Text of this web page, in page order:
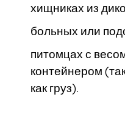
хищниках из
больных или
питомцах с
контейнером
как груз).